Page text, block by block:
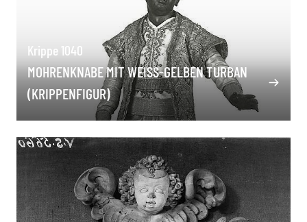
Krippe 1040
MOHRENKNABE MIT WEISS-GELBEN TURBAN (
KRIPPENFIGUR)